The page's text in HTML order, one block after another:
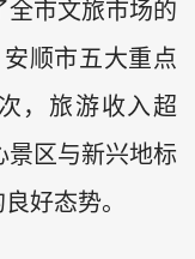
全市文旅市场的
顺市五大重点
，旅游收入超
景区与新兴地标
好态势。